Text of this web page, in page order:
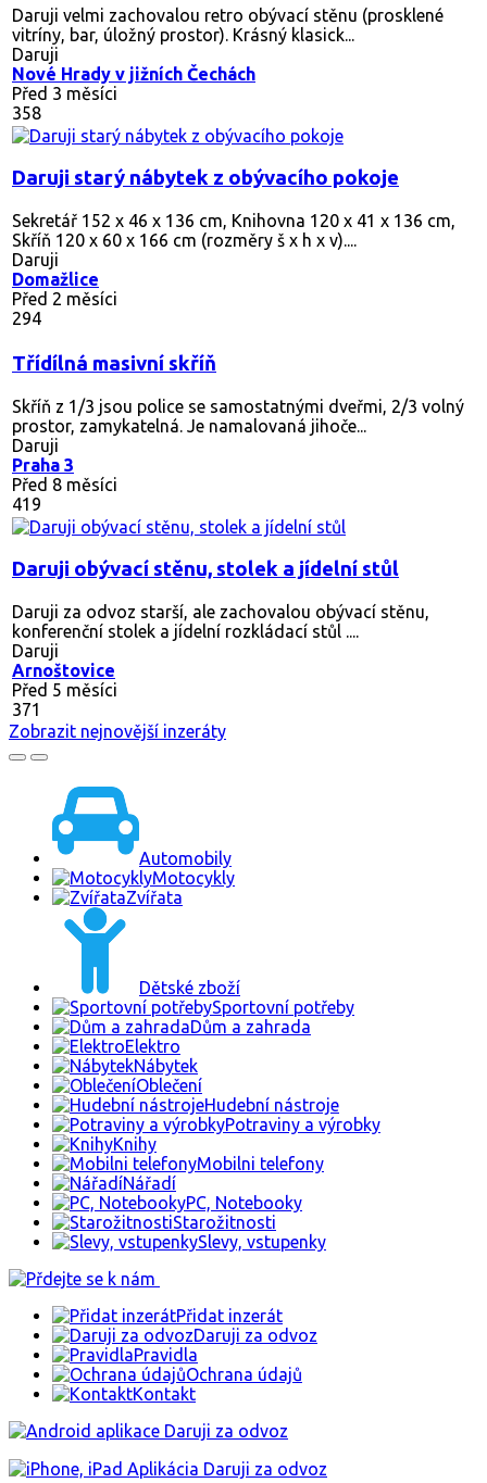
Daruji velmi zachovalou retro obývací stěnu (prosklené
vitríny, bar, úložný prostor). Krásný klasick...
Daruji
Nové Hrady v jižních Čechách
Před 3 měsíci
358
Daruji starý nábytek z obývacího pokoje
Sekretář 152 x 46 x 136 cm, Knihovna 120 x 41 x 136 cm,
Skříň 120 x 60 x 166 cm (rozměry š x h x v)....
Daruji
Domažlice
Před 2 měsíci
294
Třídílná masivní skříň
Skříň z 1/3 jsou police se samostatnými dveřmi, 2/3 volný
prostor, zamykatelná. Je namalovaná jihoče...
Daruji
Praha 3
Před 8 měsíci
419
Daruji obývací stěnu, stolek a jídelní stůl
Daruji za odvoz starší, ale zachovalou obývací stěnu,
konferenční stolek a jídelní rozkládací stůl ....
Daruji
Arnoštovice
Před 5 měsíci
371
Zobrazit nejnovější inzeráty
Automobily
Motocykly
Zvířata
Dětské zboží
Sportovní potřeby
Dům a zahrada
Elektro
Nábytek
Oblečení
Hudební nástroje
Potraviny a výrobky
Knihy
Mobilni telefony
Nářadí
PC, Notebooky
Starožitnosti
Slevy, vstupenky
Přidat inzerát
Daruji za odvoz
Pravidla
Ochrana údajů
Kontakt